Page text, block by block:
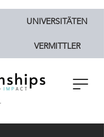
UNIVERSITÄTEN
VERMITTLER